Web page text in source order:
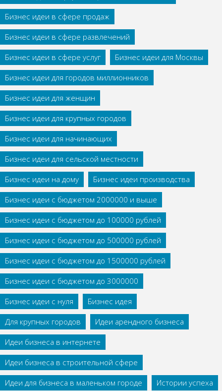
Бизнес идеи в сфере продаж
Бизнес идеи в сфере развлечений
Бизнес идеи в сфере услуг
Бизнес идеи для Москвы
Бизнес идеи для городов миллионников
Бизнес идеи для женщин
Бизнес идеи для крупных городов
Бизнес идеи для начинающих
Бизнес идеи для сельской местности
Бизнес идеи на дому
Бизнес идеи производства
Бизнес идеи с бюджетом 2000000 и выше
Бизнес идеи с бюджетом до 100000 рублей
Бизнес идеи с бюджетом до 500000 рублей
Бизнес идеи с бюджетом до 1500000 рублей
Бизнес идеи с бюджетом до 3000000
Бизнес идеи с нуля
Бизнес идея
Для крупных городов
Идеи арендного бизнеса
Идеи бизнеса в интернете
Идеи бизнеса в строительной сфере
Идеи для бизнеса в маленьком городе
Истории успеха